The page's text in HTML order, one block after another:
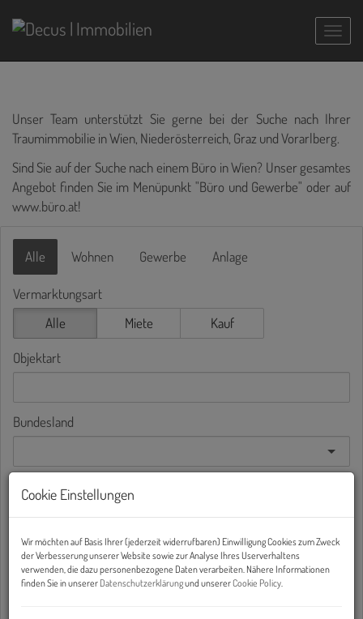
Unser Team unterstützt Sie gerne bei der Suche nach Ihrer
Traumimmobilie in Wien, Niederösterreich, Graz und Vorarlberg.
Sind Sie auf der Suche nach einem Büro in Wien? Unser gesamtes
Angebot finden Sie im Menüpunkt "Büro und Gewerbe" oder auf
www.büro.at!
Alle Wohnen Gewerbe Anlage
Vermarktungsart
Alle
Miete Kauf
Objektart
Bundesland
Preis
-
Wohnfläche (von/bis)
-
Cookie Einstellungen
Wir möchten auf Basis Ihrer (jederzeit widerrufbaren) Einwilligung Cookies zum Zweck
der Verbesserung unserer Website sowie zur Analyse Ihres Userverhaltens
verwenden, die dazu personenbezogene Daten verarbeiten. Nähere Informationen
finden Sie in unserer Datenschutzerklärungund unsererCookie Policy.